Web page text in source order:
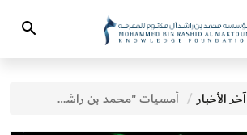
Search
آخر الأخبار أمسيات "محمد بن راشد للمعرفة" الشعرية احتفاء باليوم الوطني تشهد حضور أكثر من 15 ألف شخص